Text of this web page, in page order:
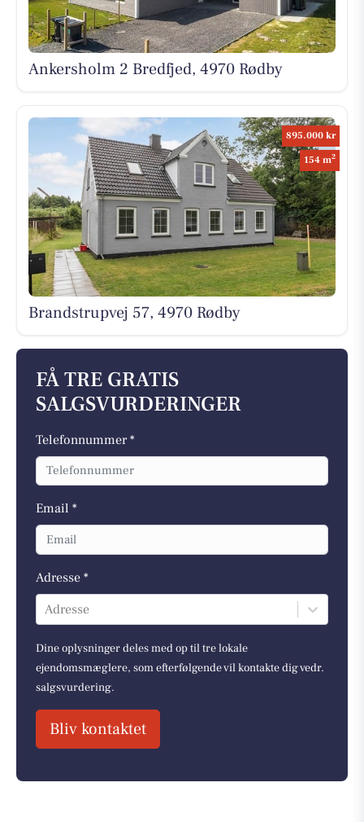
Ankersholm 2 Bredfjed, 4970 Rødby
895.000 kr
154 m2
Brandstrupvej 57, 4970 Rødby
FÅ TRE GRATIS
SALGSVURDERINGER
Telefonnummer *
Email *
Adresse *
Adresse
Dine oplysninger deles med op til tre lokale
ejendomsmæglere, som efterfølgende vil kontakte dig vedr.
salgsvurdering.
Bliv kontaktet